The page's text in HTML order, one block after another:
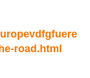
road.html